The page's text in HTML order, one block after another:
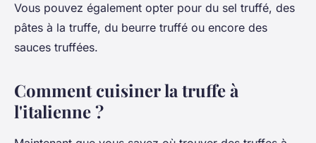
Vous pouvez également opter pour du sel truffé, des
pâtes à la truffe, du beurre truffé ou encore des
sauces truffées.
Comment cuisiner la truffe à
l'italienne ?